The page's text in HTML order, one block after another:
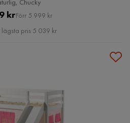
Chucky
Pris
krOriginal
Pris
Förr 5 999 kr
pris 5 039 kr